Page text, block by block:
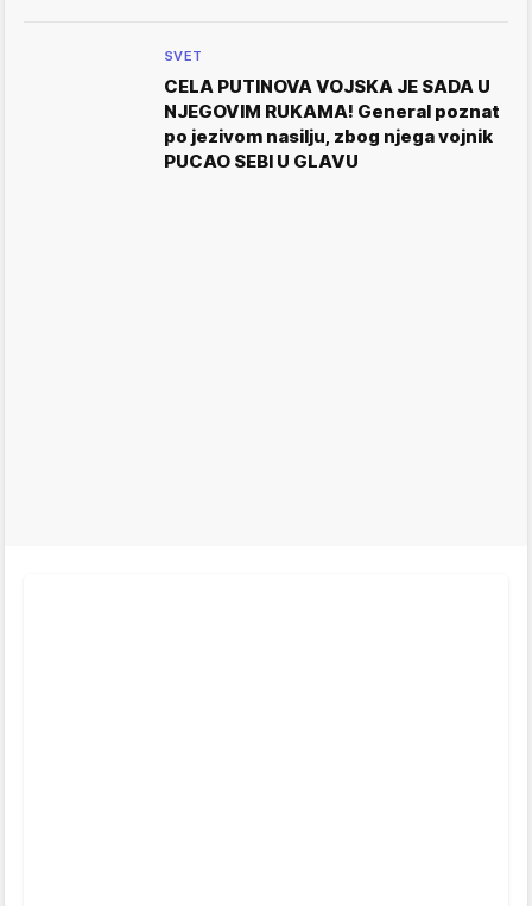
SVET
CELA PUTINOVA VOJSKA JE SADA U
NJEGOVIM RUKAMA! General poznat
po jezivom nasilju, zbog njega vojnik
PUCAO SEBI U GLAVU